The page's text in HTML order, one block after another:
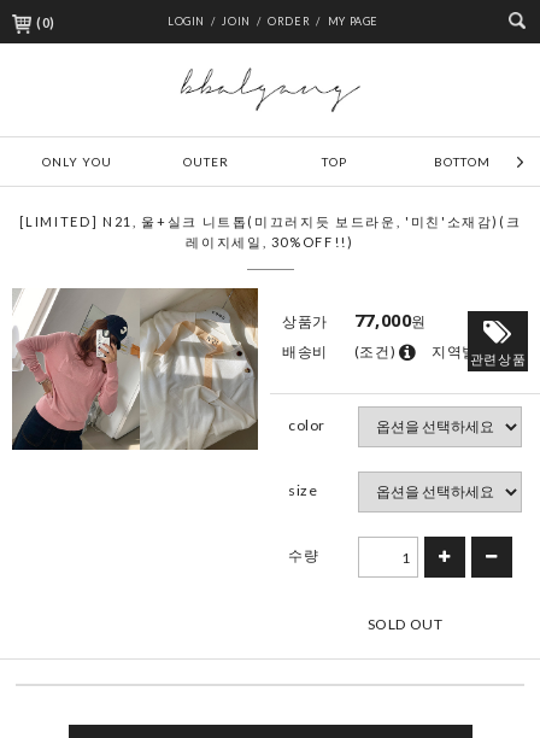
(0) LOGIN / JOIN / ORDER / MY PAGE
ONLY YOU OUTER TOP BOTTOM
[LIMITED] N21, 울+실크 니트톱(미끄러지듯 보드라운, '미친'소재감)(크
레이지세일, 30%OFF!!)
상품가 77,000원
배송비
(조건) 지역별관련상품
color
size
수량
SOLD OUT